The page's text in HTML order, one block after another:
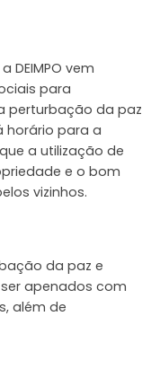
vem
para
perturbação da paz
horário para a
a utilização de
e o bom
vizinhos.
da paz e
apenados com
além de